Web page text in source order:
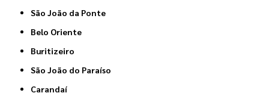
São João da Ponte
Belo Oriente
Buritizeiro
São João do Paraíso
Carandaí